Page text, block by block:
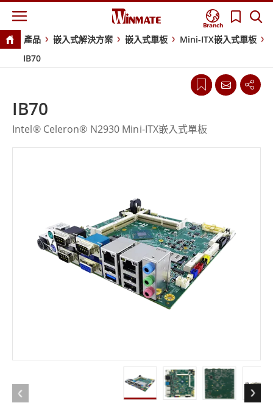
Branch
產品 嵌入式解決方案 嵌入式單板
Mini-ITX嵌入式單板
IB70
IB70
Intel® Celeron® N2930 Mini-ITX嵌入式單板